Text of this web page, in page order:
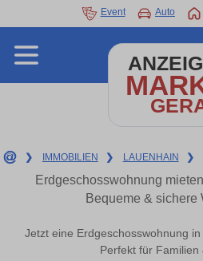
Event Auto
❯ IMMOBILIEN ❯ LAUENHAIN ❯
Erdgeschosswohnung
Bequeme & sichere
Jetzt eine Erdgeschosswohnung
Perfekt für Familien